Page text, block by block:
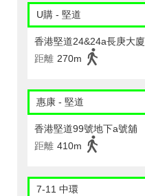
U購 - 堅道
香港堅道24&24a長庚大廈
距離 270m
惠康 - 堅道
香港堅道99號地下a號舖
距離 410m
7-11 中環